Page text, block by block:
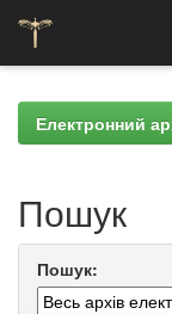
navigationЕлектронний
Пошук
Пошук: